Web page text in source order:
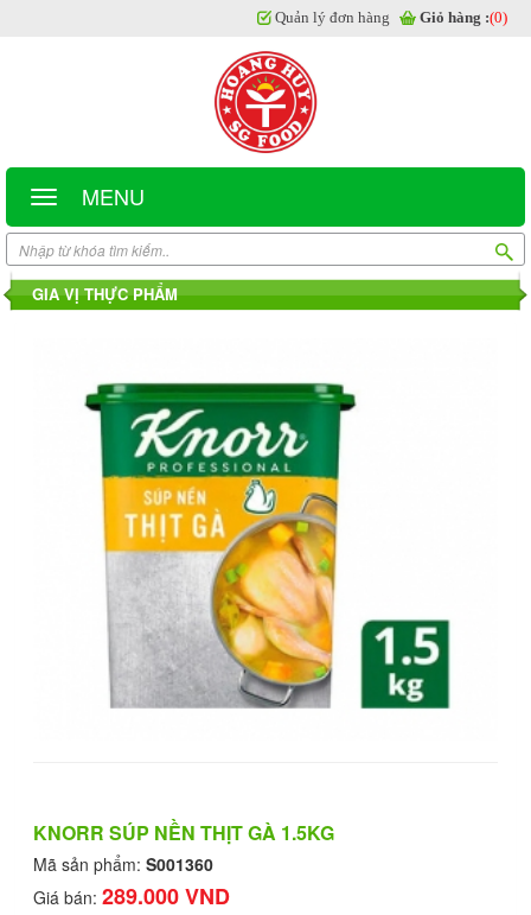
MENU
Quản lý đơn hàng Giỏ hàng :(0)
GIA VỊ THỰC PHẨM
KNORR SÚP NỀN THỊT GÀ 1.5KG
Mã sản phẩm: S001360
Giá bán: 289.000 VND